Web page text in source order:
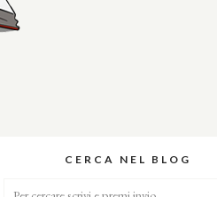
CERCA NEL BLOG